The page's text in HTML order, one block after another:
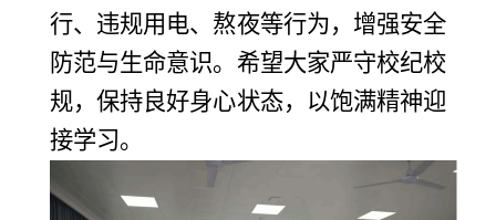
行、违规用电、熬夜等行为，增强安全
防范与生命意识。希望大家严守校纪校
规，保持良好身心状态，以饱满精神迎
接学习。